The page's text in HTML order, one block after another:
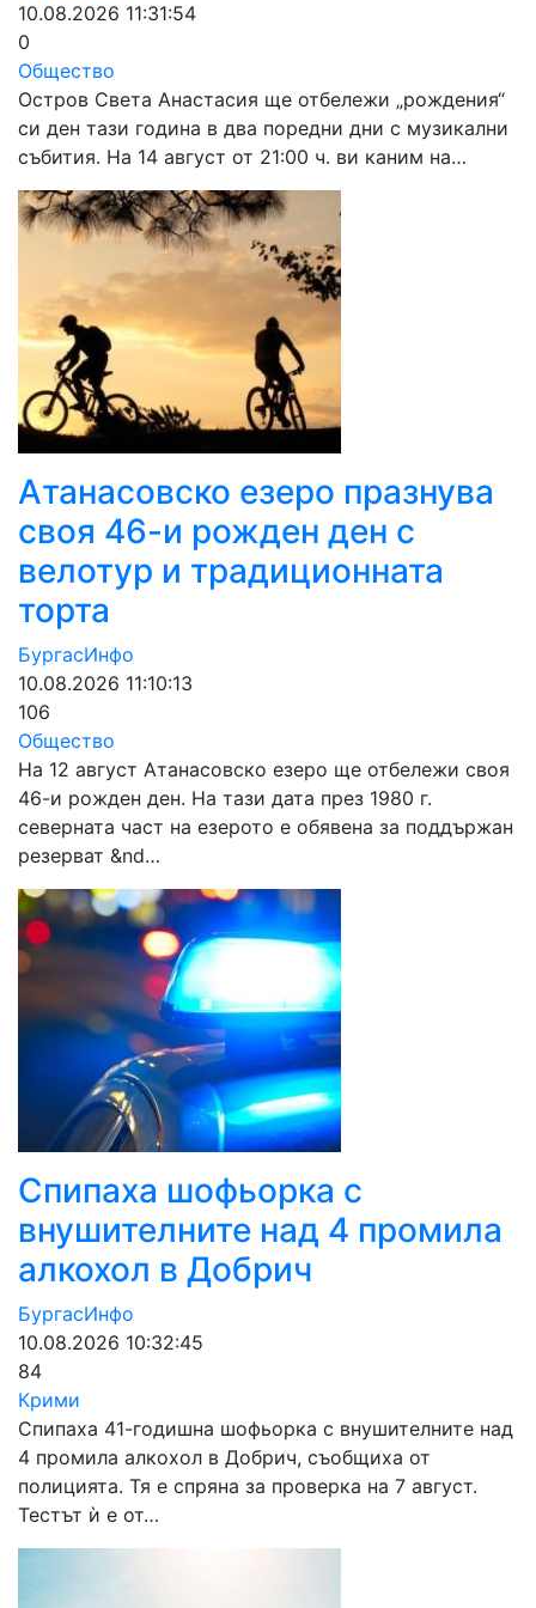
10.08.2026 11:31:54
0
Общество
Остров Света Анастасия ще отбележи „рождения“
си ден тази година в два поредни дни с музикални
събития. На 14 август от 21:00 ч. ви каним на…
Атанасовско езеро празнува
своя 46-и рожден ден с
велотур и традиционната
торта
БургасИнфо
10.08.2026 11:10:13
106
Общество
На 12 август Атанасовско езеро ще отбележи своя
46-и рожден ден. На тази дата през 1980 г.
северната част на езерото е обявена за поддържан
резерват &nd…
Спипаха шофьорка с
внушителните над 4 промила
алкохол в Добрич
БургасИнфо
10.08.2026 10:32:45
84
Крими
Спипаха 41-годишна шофьорка с внушителните над
4 промила алкохол в Добрич, съобщиха от
полицията. Тя е спряна за проверка на 7 август.
Тестът ѝ е от…